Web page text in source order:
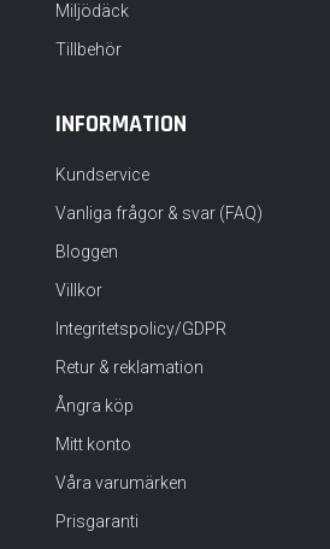
Miljödäck
Tillbehör
INFORMATION
Kundservice
Vanliga frågor & svar (FAQ)
Bloggen
Villkor
Integritetspolicy/GDPR
Retur & reklamation
Ångra köp
Mitt konto
Våra varumärken
Prisgaranti